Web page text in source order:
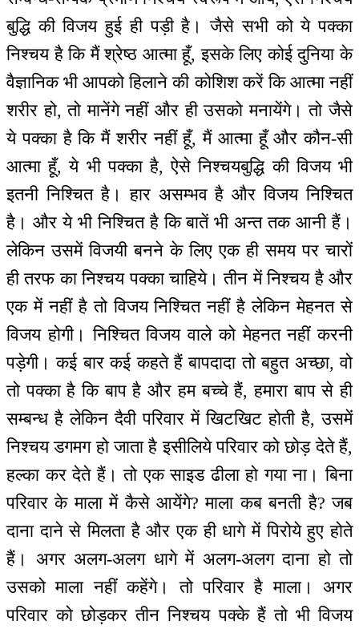
बुद्धि की विजय हुई ही पड़ी है। जैसे सभी को ये पक्का
निश्चय है कि मैं श्रेष्ठ आत्मा हूँ, इसके लिए कोई दुनिया के
वैज्ञानिक भी आपको हिलाने की कोशिश करें कि आत्मा नहीं
शरीर हो, तो मानेंगे नहीं और ही उसको मनायेंगे। तो जैसे
ये पक्का है कि मैं शरीर नहीं हूँ, मैं आत्मा हूँ और कौन-सी
आत्मा हूँ, ये भी पक्का है, ऐसे निश्चयबुद्धि की विजय भी
इतनी निश्चित है। हार असम्भव है और विजय निश्चित
है। और ये भी निश्चित है कि बातें भी अन्त तक आनी हैं।
लेकिन उसमें विजयी बनने के लिए एक ही समय पर चारों
ही तरफ का निश्चय पक्का चाहिये। तीन में निश्चय है और
एक में नहीं है तो विजय निश्चित नहीं है लेकिन मेहनत से
विजय होगी। निश्चित विजय वाले को मेहनत नहीं करनी
पड़ेगी। कई बार कई कहते हैं बापदादा तो बहुत अच्छा, वो
तो पक्का है कि बाप है और हम बच्चे हैं, हमारा बाप से ही
सम्बन्ध है लेकिन दैवी परिवार में खिटखिट होती है, उसमें
निश्चय डगमग हो जाता है इसीलिये परिवार को छोड़ देते हैं,
हल्का कर देते हैं। तो एक साइड ढीला हो गया ना। बिना
परिवार के माला में कैसे आयेंगे? माला कब बनती है? जब
दाना दाने से मिलता है और एक ही धागे में पिरोये हुए होते
हैं। अगर अलग-अलग धागे में अलग-अलग दाना हो तो
उसको माला नहीं कहेंगे। तो परिवार है माला। अगर
परिवार को छोड़कर तीन निश्चय पक्के हैं तो भी विजय